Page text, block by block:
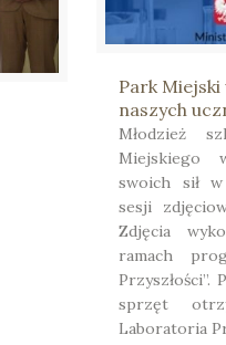
Park
naszych
Młodzież
Miejskiego
swoich sił
sesji
Zdjęcia
ramach
Przyszłości”.
sprzęt
Laboratoria